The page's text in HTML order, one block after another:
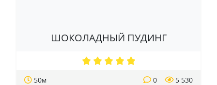
ШОКОЛАДНЫЙ ПУДИНГ
50м 5 530
0